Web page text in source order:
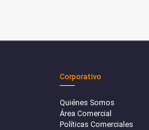
Corporativo
Quiénes Somos
Área Comercial
Políticas Comerciales